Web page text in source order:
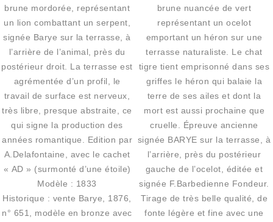
brune mordorée, représentant
un lion combattant un serpent,
signée Barye sur la terrasse, à
l’arrière de l’animal, près du
postérieur droit. La terrasse est
agrémentée d’un profil, le
travail de surface est nerveux,
très libre, presque abstraite, ce
qui signe la production des
années romantique. Edition par
A.Delafontaine, avec le cachet
« AD » (surmonté d’une étoile)
Modèle : 1833
Historique : vente Barye, 1876,
n° 651, modèle en bronze avec
brune nuancée de vert
représentant un ocelot
emportant un héron sur une
terrasse naturaliste. Le chat
tigre tient emprisonné dans ses
griffes le héron qui balaie la
terre de ses ailes et dont la
mort est aussi prochaine que
cruelle. Épreuve ancienne
signée BARYE sur la terrasse, à
l’arrière, près du postérieur
gauche de l’ocelot, éditée et
signée F.Barbedienne Fondeur.
Tirage de très belle qualité, de
fonte légère et fine avec une